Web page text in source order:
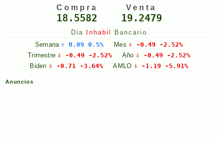
Compra
18.5582
Venta
19.2479
Dia Inhabil
Bancario
Semana ⇧ 0.09 0.5% Mes ⇩ -0.49 -2.52%
Trimestre ⇩ -0.49 -2.52% Año ⇩ -0.49 -2.52%
Biden ⇩ -0.71 -3.64% AMLO ⇩ -1.19 -5.91%
Anuncios